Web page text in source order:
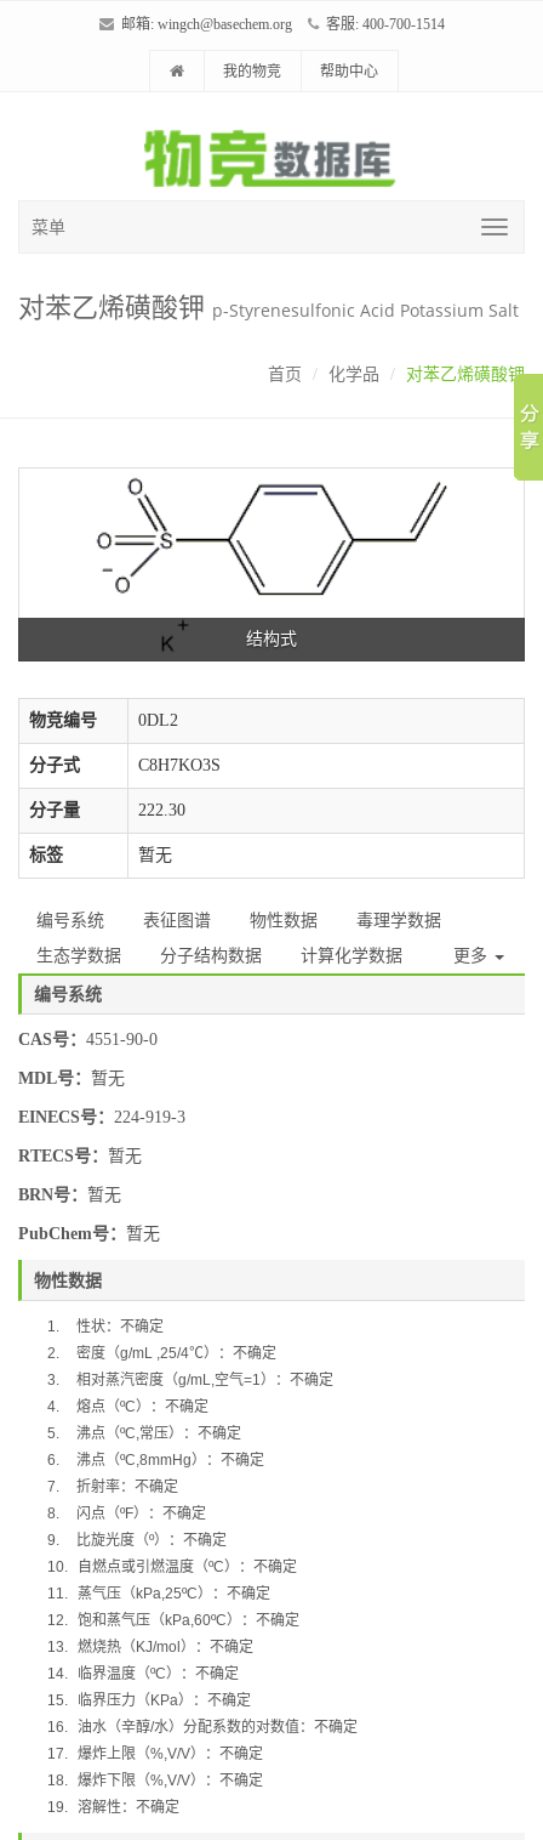
邮箱: wingch@basechem.org 客服: 400-700-1514
我的物竞 帮助中心
菜单
对苯乙烯磺酸钾 p-Styrenesulfonic Acid Potassium Salt
首页 化学品 对苯乙烯磺酸钾
结构式
物竞编号 0DL2
分子式 C8H7KO3S
分子量 222.30
标签 暂无
编号系统 表征图谱 物性数据
毒理学数据
生态学数据
分子结构数据 计算化学数据 更多
编号系统
CAS号： 4551-90-0
MDL号： 暂无
EINECS号： 224-919-3
RTECS号： 暂无
BRN号： 暂无
PubChem号： 暂无
物性数据
1.
性状：不确定
2.
密度（g/mL ,25/4℃）：不确定
3.
相对蒸汽密度（g/mL,空气=1）：不确定
4.
熔点（ºC）：不确定
5.
沸点（ºC,常压）：不确定
6.
沸点（ºC,8mmHg）：不确定
7.
折射率：不确定
8.
闪点（ºF）：不确定
9.
比旋光度（º）：不确定
10.
自燃点或引燃温度（ºC）：不确定
11.
蒸气压（ kPa,25ºC）：不确定
12. 饱和蒸气压（ kPa,60ºC）：不确定
13. 燃烧热（ KJ/mol ）：不确定
14.
临界温度（ºC）：不确定
15.
临界压力（ KPa）：不确定
16. 油水（辛醇/水）分配系数的对数值：不确定
17. 爆炸上限（%,V/V）：不确定
18. 爆炸下限（%,V/V）：不确定
19. 溶解性：不确定